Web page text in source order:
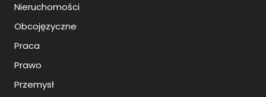
Nieruchomości
Obcojęzyczne
Praca
Prawo
Przemysł